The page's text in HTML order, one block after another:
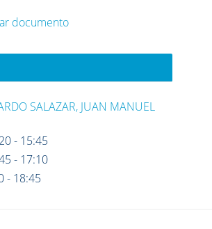
documento
SALAZAR, JUAN MANUEL
- 15:45
- 17:10
- 18:45